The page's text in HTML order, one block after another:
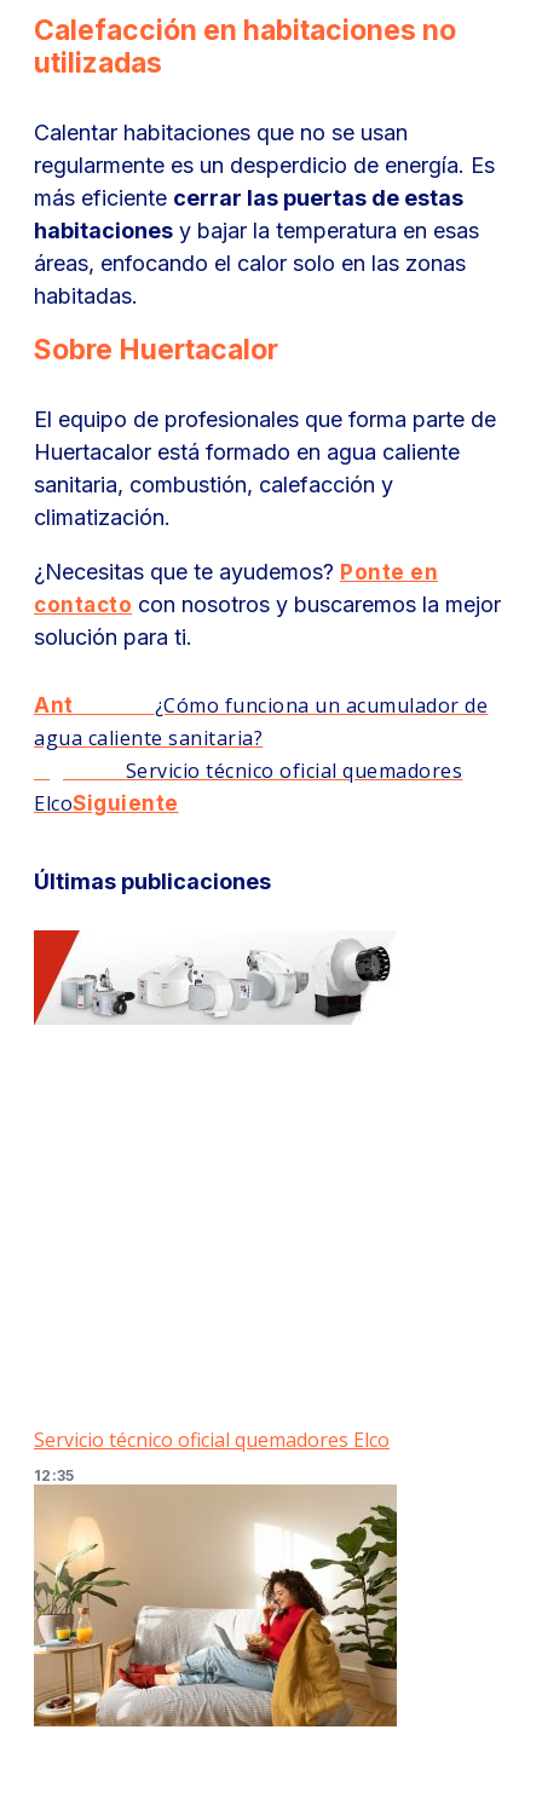
Calefacción en habitaciones no
utilizadas
Calentar habitaciones que no se usan
regularmente es un desperdicio de energía. Es
más eficiente cerrar las puertas de estas
habitaciones y bajar la temperatura en esas
áreas, enfocando el calor solo en las zonas
habitadas.
Sobre Huertacalor
El equipo de profesionales que forma parte de
Huertacalor está formado en agua caliente
sanitaria, combustión, calefacción y
climatización.
¿Necesitas que te ayudemos? Ponte en
contacto con nosotros y buscaremos la mejor
solución para ti.
Ant
¿Cómo funciona un acumulador de
agua caliente sanitaria?
Servicio técnico oficial quemadores
ElcoSiguiente
Últimas publicaciones
Servicio técnico oficial quemadores Elco
12:35